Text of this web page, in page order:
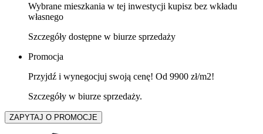
Wybrane mieszkania w tej inwestycji kupisz bez wkładu
własnego
Szczegóły dostępne w biurze sprzedaży
Promocja
Przyjdź i wynegocjuj swoją cenę! Od 9900 zł/m2!
Szczegóły w biurze sprzedaży.
ZAPYTAJ O PROMOCJE